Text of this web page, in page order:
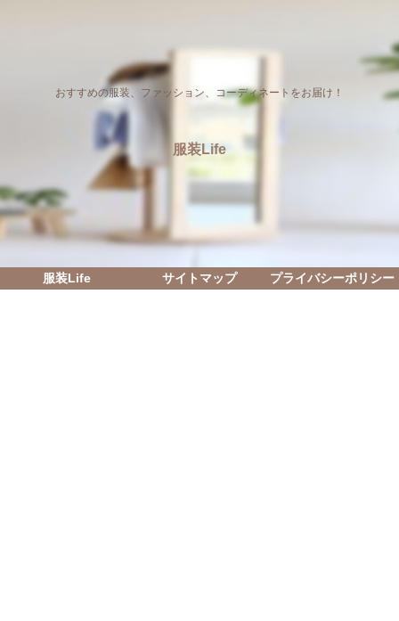
おすすめの服装、ファッション、コーディネートをお届け！
服装Life
服装Life サイトマップ プライバシーポリシー